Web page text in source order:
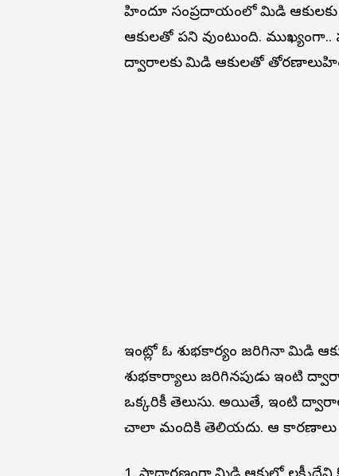
హిందూ సంప్రదాయంలో మామిడి ఆకులకు
ఆకులతో పని వుంటుంది.
ద్వారాలకు మామిడి ఆకులతో
ఇంట్లో ఓ శుభకార్యం జరిగినా మామిడి
శుభకార్యాలు జరిగినపుడు ఇంటి
ఒక్కరికీ తెలుసు. అయితే, ఇంటి
చాలా మందికి తెలియదు. ఆ కారణాలు